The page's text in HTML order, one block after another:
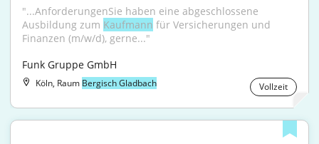
"...AnforderungenSie haben eine abgeschlossene
Ausbildung zum Kaufmann für Versicherungen und
Finanzen (m/w/d), gerne..."
Funk Gruppe GmbH
Köln, Raum Bergisch Gladbach Vollzeit